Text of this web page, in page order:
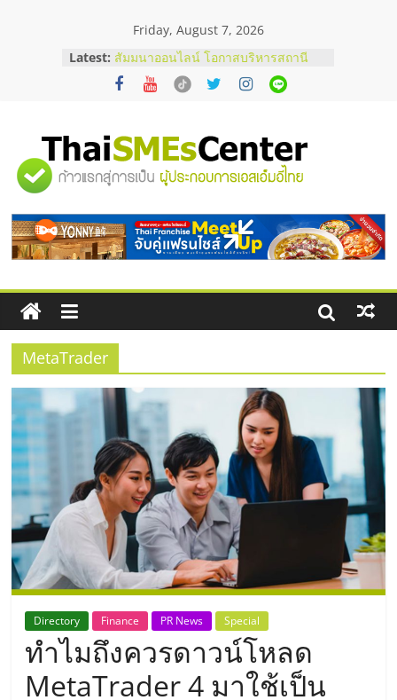
Friday, August 7, 2026
Latest: สัมมนาออนไลน์ โอกาสบริหารสถานี
บริการน้ำมัน Shell
สัมมนาลงทุน แฟรนไชส์ยอนนี่
ร้านเครื่องเสียงคุณภาพสูง พร้อม
โซลูชันระบบภาพและเสียง
บริษัท Cybersecurity ในไทยที่ไหนดี?
โจทย์ธุรกิจ
อยากหาเงินทุน เพิ่มสภาพคล่องให้ธุรกิจ
เริ่มยังไงให้ผ่านฉลุย
"ศูนย์
รวม
ข้อมูล
ธุรกิจ
SME
แห่ง
ประเทศไทย,
ThaiSMEsCenter,
รวม
ธุรกิจ
เอ
MetaTrader
Directory Finance PR News Special
ทำไมถึงควรดาวน์โหลด
MetaTrader 4 มาใช้เป็น